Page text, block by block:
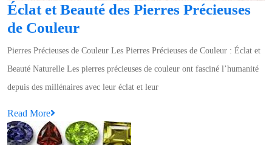
Éclat et Beauté des Pierres Précieuses
de CouleurÉclat
et
Beauté
des
Précieuses
de
Pierres Précieuses de Couleur Les Pierres Précieuses de Couleur : Éclat et
Beauté Naturelle Les pierres précieuses de couleur ont fasciné l’humanité
depuis des millénaires avec leur éclat et leur
Read More
More